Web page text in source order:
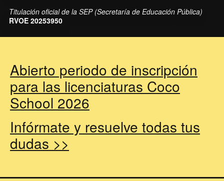
Titulación oficial de la SEP (Secretaría de Educación Pública)
RVOE 20253950
Abierto periodo de inscripción
para las licenciaturas Coco
School 2026
Infórmate y resuelve todas tus
dudas >>